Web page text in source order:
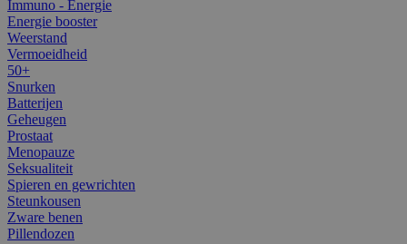
Immuno - Energie
Energie booster
Weerstand
Vermoeidheid
50+
Snurken
Batterijen
Geheugen
Prostaat
Menopauze
Seksualiteit
Spieren en gewrichten
Steunkousen
Zware benen
Pillendozen